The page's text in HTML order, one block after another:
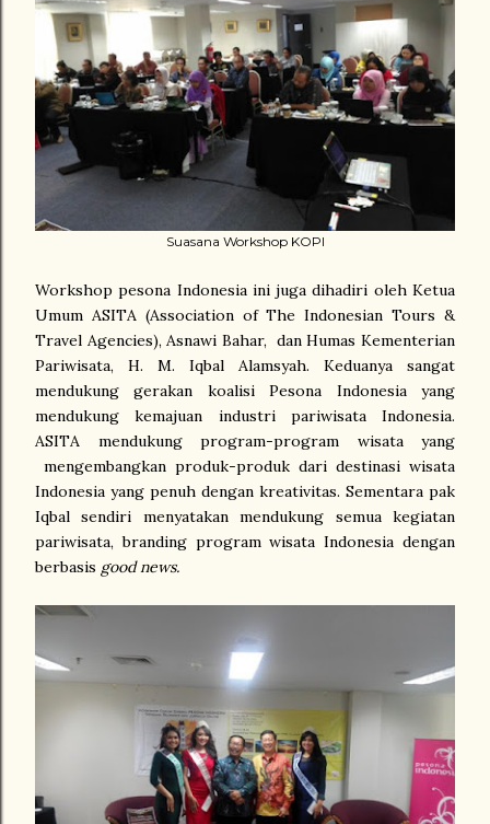
Suasana Workshop KOPI
Workshop pesona Indonesia ini juga dihadiri oleh Ketua
Umum ASITA (Association of The Indonesian Tours &
Travel Agencies), Asnawi Bahar, dan Humas Kementerian
Pariwisata, H. M. Iqbal Alamsyah. Keduanya sangat
mendukung gerakan koalisi Pesona Indonesia yang
mendukung kemajuan industri pariwisata Indonesia.
ASITA mendukung program-program wisata yang
mengembangkan produk-produk dari destinasi wisata
Indonesia yang penuh dengan kreativitas. Sementara pak
Iqbal sendiri menyatakan mendukung semua kegiatan
pariwisata, branding program wisata Indonesia dengan
berbasis good news.